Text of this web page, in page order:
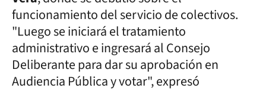
funcionamiento del servicio de colectivos.
"Luego se iniciará el tratamiento
administrativo e ingresará al Consejo
Deliberante para dar su aprobación en
Audiencia Pública y votar", expresó